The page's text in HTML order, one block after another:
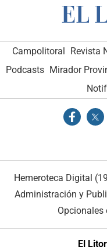
Campolitoral Revista
Podcasts Mirador
Hemeroteca Digital
Administración y
Opcionales
El